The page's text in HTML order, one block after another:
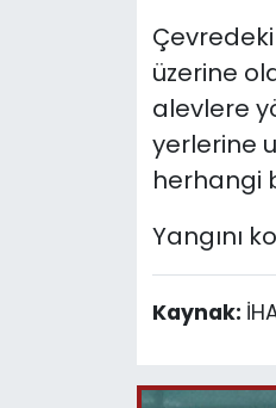
üzerine
alevlere
yerlerine
herhangi
Yangını
Kaynak: